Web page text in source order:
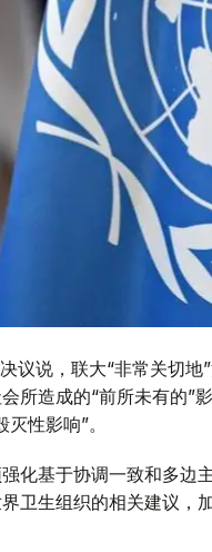
议说，联大“非常关切
所造成的“前所未有的”
性影响”。
化基于协调一致和多边
卫生组织的相关建议，